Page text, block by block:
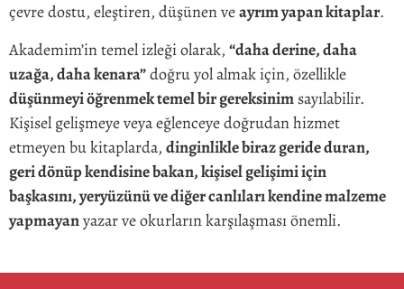
çevre dostu, eleştiren, düşünen veayrım yapan kitaplar.
Akademim’in temel izleği olarak, “daha derine, daha
uzağa, daha kenara”doğru yol almak için, özellikle
düşünmeyi öğrenmek temel bir gereksinim sayılabilir.
Kişisel gelişmeye veya eğlenceye doğrudan hizmet
etmeyen bu kitaplarda, dinginlikle biraz geride duran,
geri dönüp kendisine bakan, kişisel gelişimi için
başkasını, yeryüzünü ve diğer canlıları kendine malzeme
yapmayanyazar ve okurların karşılaşması önemli.